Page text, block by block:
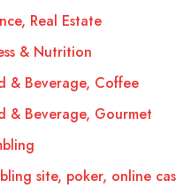
Real Estate
& Nutrition
& Beverage, Coffee
& Beverage, Gourmet
site, poker, online